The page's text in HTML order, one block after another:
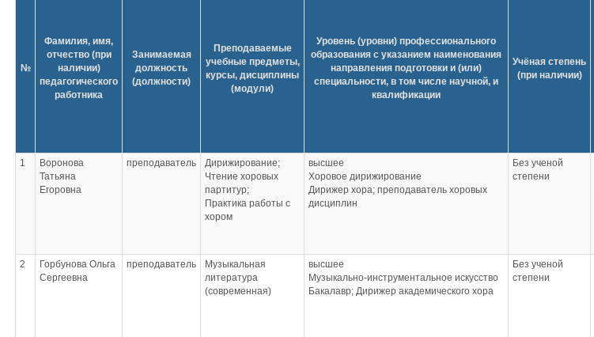
№
Фамилия, имя,
отчество (при
наличии)
педагогического
работника
Занимаемая
должность
(должности)
Преподаваемые
учебные предметы,
курсы, дисциплины
(модули)
Уровень (уровни) профессионального
образования с указанием наименования
направления подготовки и (или)
специальности, в том числе научной, и
квалификации
Учёная степень
(при наличии)
1
Воронова
Татьяна
Егоровна
преподаватель
Дирижирование;
Чтение хоровых
партитур;
Практика работы с
хором
высшее
Хоровое дирижирование
Дирижер хора; преподаватель хоровых
дисциплин
Без ученой
степени
2
Горбунова Ольга
Сергеевна
преподаватель
Музыкальная
литература
(современная)
высшее
Музыкально-инструментальное искусство
Бакалавр; Дирижер академического хора
Без ученой
степени